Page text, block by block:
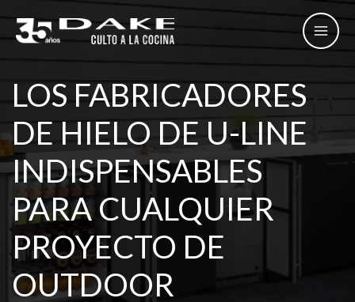
contenido
LOS FABRICADORES
DE HIELO DE U-LINE
INDISPENSABLES
PARA CUALQUIER
PROYECTO DE
OUTDOOR